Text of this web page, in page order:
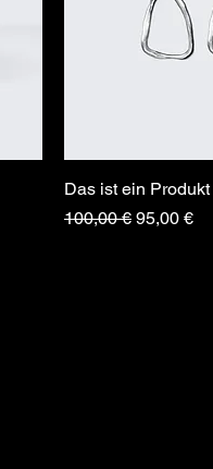
Das ist ein Produkt
Standardpreis
100,00 € Sale-Preis
95,00 €